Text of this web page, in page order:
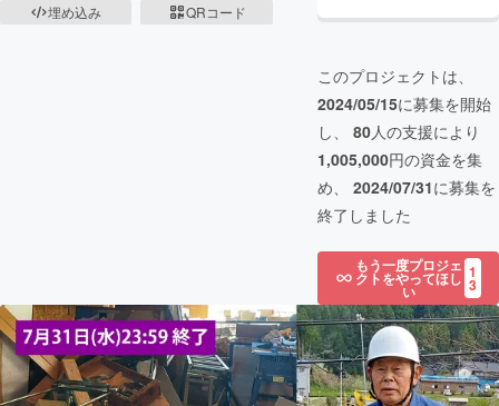
埋め込み
QRコード
このプロジェクトは、
2024/05/15に募集を開始
し、 80人の支援により
1,005,000円の資金を集
め、 2024/07/31に募集を
終了しました
もう一度プロジェ
クトをやってほし
い
1
3